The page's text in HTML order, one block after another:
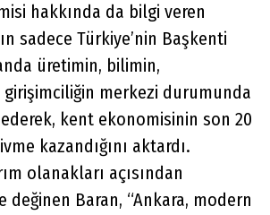
hakkında da bilgi veren
sadece Türkiye’nin Başkenti
üretimin, bilimin,
merkezi durumunda
kent ekonomisinin son 20
kazandığını aktardı.
olanakları açısından
değinen Baran, “Ankara, modern